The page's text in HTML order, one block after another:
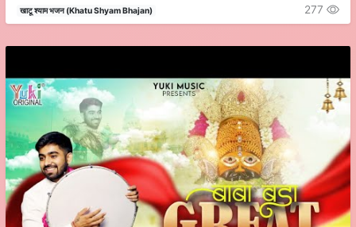
खाटू श्याम भजन (Khatu Shyam Bhajan) 277